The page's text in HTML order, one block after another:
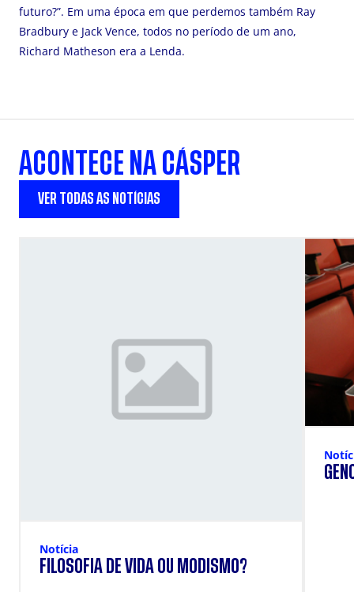
futuro?”. Em uma época em que perdemos também Ray
Bradbury e Jack Vence, todos no período de um ano,
Richard Matheson era a Lenda.
ACONTECE NA CÁSPER
VER TODAS AS NOTÍCIAS
Notícia
FILOSOFIA DE VIDA OU MODISMO?